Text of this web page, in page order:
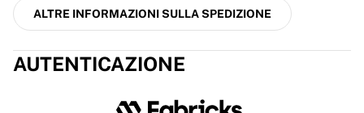
Team Liquid
Come funziona
Incornicia la tua maglia
Autenticazione della maglia
ALTRE INFORMAZIONI SULLA SPEDIZIONE
AUTENTICAZIONE